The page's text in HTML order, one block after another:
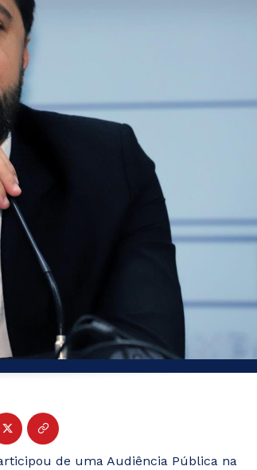
de uma Audiência Pública na